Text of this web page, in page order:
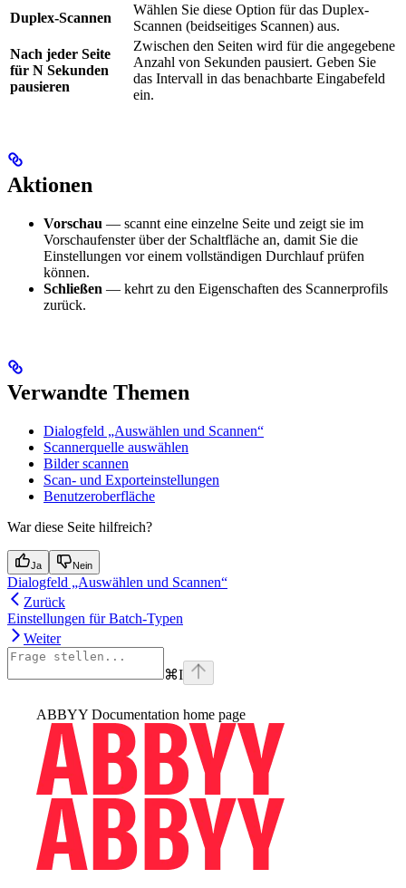
Duplex-Scannen
Wählen Sie diese Option für das Duplex-
Scannen (beidseitiges Scannen) aus.
Nach jeder Seite
für N Sekunden
pausieren
Zwischen den Seiten wird für die angegebene
Anzahl von Sekunden pausiert. Geben Sie
das Intervall in das benachbarte Eingabefeld
ein.
Aktionen
Vorschau — scannt eine einzelne Seite und zeigt sie im
Vorschaufenster über der Schaltfläche an, damit Sie die
Einstellungen vor einem vollständigen Durchlauf prüfen
können.
Schließen — kehrt zu den Eigenschaften des Scannerprofils
zurück.
Verwandte Themen
Dialogfeld „Auswählen und Scannen“
Scannerquelle auswählen
Bilder scannen
Scan- und Exporteinstellungen
Benutzeroberfläche
War diese Seite hilfreich?
Ja Nein
Dialogfeld „Auswählen und Scannen“
Zurück
Einstellungen für Batch-Typen
Weiter
⌘I
ABBYY Documentation home page